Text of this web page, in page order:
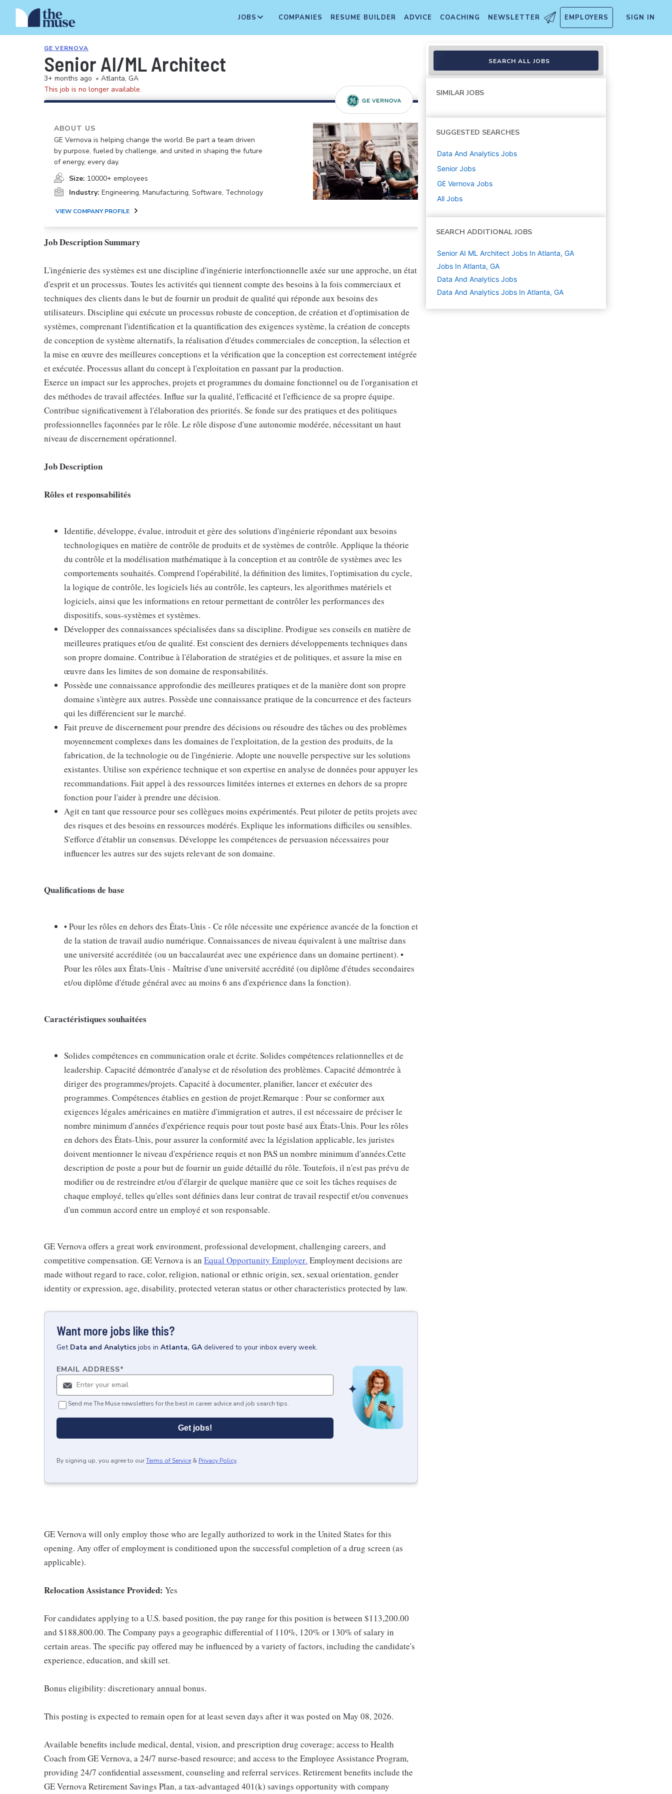
JOBS COMPANIES RESUME BUILDER ADVICE COACHING NEWSLETTER EMPLOYERS SIGN IN
GE VERNOVA
Senior AI/ML Architect
3+ months ago • Atlanta, GA
This job is no longer available.
ABOUT US
GE Vernova is helping change the world. Be part a team driven
by purpose, fueled by challenge, and united in shaping the future
of energy, every day.
Size: 10000+ employees
Industry: Engineering, Manufacturing, Software, Technology
VIEW COMPANY PROFILE
Job Description Summary
L'ingénierie des systèmes est une discipline d'ingénierie interfonctionnelle axée sur une approche, un état
d'esprit et un processus. Toutes les activités qui tiennent compte des besoins à la fois commerciaux et
techniques des clients dans le but de fournir un produit de qualité qui réponde aux besoins des
utilisateurs. Discipline qui exécute un processus robuste de conception, de création et d'optimisation de
systèmes, comprenant l'identification et la quantification des exigences système, la création de concepts
de conception de système alternatifs, la réalisation d'études commerciales de conception, la sélection et
la mise en œuvre des meilleures conceptions et la vérification que la conception est correctement intégrée
et exécutée. Processus allant du concept à l'exploitation en passant par la production.
Exerce un impact sur les approches, projets et programmes du domaine fonctionnel ou de l'organisation et
des méthodes de travail affectées. Influe sur la qualité, l'efficacité et l'efficience de sa propre équipe.
Contribue significativement à l'élaboration des priorités. Se fonde sur des pratiques et des politiques
professionnelles façonnées par le rôle. Le rôle dispose d'une autonomie modérée, nécessitant un haut
niveau de discernement opérationnel.
Job Description
Rôles et responsabilités
Identifie, développe, évalue, introduit et gère des solutions d'ingénierie répondant aux besoins
technologiques en matière de contrôle de produits et de systèmes de contrôle. Applique la théorie
du contrôle et la modélisation mathématique à la conception et au contrôle de systèmes avec les
comportements souhaités. Comprend l'opérabilité, la définition des limites, l'optimisation du cycle,
la logique de contrôle, les logiciels liés au contrôle, les capteurs, les algorithmes matériels et
logiciels, ainsi que les informations en retour permettant de contrôler les performances des
dispositifs, sous-systèmes et systèmes.
Développer des connaissances spécialisées dans sa discipline. Prodigue ses conseils en matière de
meilleures pratiques et/ou de qualité. Est conscient des derniers développements techniques dans
son propre domaine. Contribue à l'élaboration de stratégies et de politiques, et assure la mise en
œuvre dans les limites de son domaine de responsabilités.
Possède une connaissance approfondie des meilleures pratiques et de la manière dont son propre
domaine s'intègre aux autres. Possède une connaissance pratique de la concurrence et des facteurs
qui les différencient sur le marché.
Fait preuve de discernement pour prendre des décisions ou résoudre des tâches ou des problèmes
moyennement complexes dans les domaines de l'exploitation, de la gestion des produits, de la
fabrication, de la technologie ou de l'ingénierie. Adopte une nouvelle perspective sur les solutions
existantes. Utilise son expérience technique et son expertise en analyse de données pour appuyer les
recommandations. Fait appel à des ressources limitées internes et externes en dehors de sa propre
fonction pour l'aider à prendre une décision.
Agit en tant que ressource pour ses collègues moins expérimentés. Peut piloter de petits projets avec
des risques et des besoins en ressources modérés. Explique les informations difficiles ou sensibles.
S'efforce d'établir un consensus. Développe les compétences de persuasion nécessaires pour
influencer les autres sur des sujets relevant de son domaine.
Qualifications de base
• Pour les rôles en dehors des États-Unis - Ce rôle nécessite une expérience avancée de la fonction et
de la station de travail audio numérique. Connaissances de niveau équivalent à une maîtrise dans
une université accréditée (ou un baccalauréat avec une expérience dans un domaine pertinent). •
Pour les rôles aux États-Unis - Maîtrise d'une université accrédité (ou diplôme d'études secondaires
et/ou diplôme d'étude général avec au moins 6 ans d'expérience dans la fonction).
Caractéristiques souhaitées
Solides compétences en communication orale et écrite. Solides compétences relationnelles et de
leadership. Capacité démontrée d'analyse et de résolution des problèmes. Capacité démontrée à
diriger des programmes/projets. Capacité à documenter, planifier, lancer et exécuter des
programmes. Compétences établies en gestion de projet.Remarque : Pour se conformer aux
exigences légales américaines en matière d'immigration et autres, il est nécessaire de préciser le
nombre minimum d'années d'expérience requis pour tout poste basé aux États-Unis. Pour les rôles
en dehors des États-Unis, pour assurer la conformité avec la législation applicable, les juristes
doivent mentionner le niveau d'expérience requis et non PAS un nombre minimum d'années.Cette
description de poste a pour but de fournir un guide détaillé du rôle. Toutefois, il n'est pas prévu de
modifier ou de restreindre et/ou d'élargir de quelque manière que ce soit les tâches requises de
chaque employé, telles qu'elles sont définies dans leur contrat de travail respectif et/ou convenues
d'un commun accord entre un employé et son responsable.
GE Vernova offers a great work environment, professional development, challenging careers, and
competitive compensation. GE Vernova is an Equal Opportunity Employer. Employment decisions are
made without regard to race, color, religion, national or ethnic origin, sex, sexual orientation, gender
identity or expression, age, disability, protected veteran status or other characteristics protected by law.
Want more jobs like this?
Get Data and Analytics jobs in Atlanta, GA delivered to your inbox every week.
EMAIL ADDRESS*
Send me The Muse newsletters for the best in career advice and job search tips.
Get jobs!
By signing up, you agree to ourTerms of Service & Privacy Policy.
GE Vernova will only employ those who are legally authorized to work in the United States for this
opening. Any offer of employment is conditioned upon the successful completion of a drug screen (as
applicable).
Relocation Assistance Provided: Yes
For candidates applying to a U.S. based position, the pay range for this position is between $113,200.00
and $188,800.00. The Company pays a geographic differential of 110%, 120% or 130% of salary in
certain areas. The specific pay offered may be influenced by a variety of factors, including the candidate's
experience, education, and skill set.
Bonus eligibility: discretionary annual bonus.
This posting is expected to remain open for at least seven days after it was posted on May 08, 2026.
Available benefits include medical, dental, vision, and prescription drug coverage; access to Health
Coach from GE Vernova, a 24/7 nurse-based resource; and access to the Employee Assistance Program,
providing 24/7 confidential assessment, counseling and referral services. Retirement benefits include the
GE Vernova Retirement Savings Plan, a tax-advantaged 401(k) savings opportunity with company
SEARCH ALL JOBS
SIMILAR JOBS
SUGGESTED SEARCHES
Data And Analytics Jobs
Senior Jobs
GE Vernova Jobs
All Jobs
SEARCH ADDITIONAL JOBS
Senior AI ML Architect Jobs In Atlanta, GA
Jobs In Atlanta, GA
Data And Analytics Jobs
Data And Analytics Jobs In Atlanta, GA